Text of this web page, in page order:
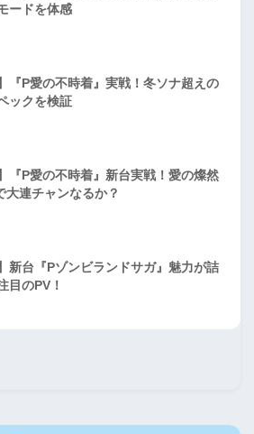
ードを体感
『P愛の不時着』実戦！冬ソナ超えの
ックを検証
『P愛の不時着』新台実戦！愛の燦然
大連チャンなるか？
新台『Pゾンビランドサガ』魅力が詰
目のPV！